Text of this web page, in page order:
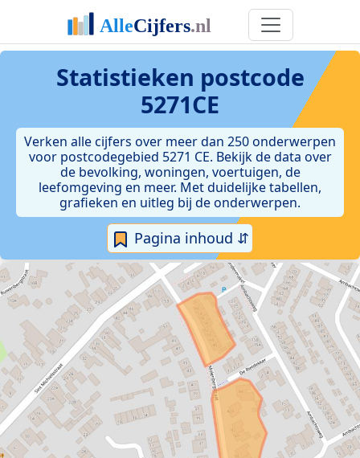
Statistieken postcode
5271CE
Verken alle cijfers over meer dan 250 onderwerpen
voor postcodegebied 5271 CE. Bekijk de data over
de bevolking, woningen, voertuigen, de
leefomgeving en meer. Met duidelijke tabellen,
grafieken en uitleg bij de onderwerpen.
Pagina inhoud ⇵